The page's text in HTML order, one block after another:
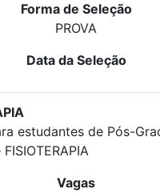
Forma de Seleção
PROVA
Data da Seleção
estudantes de Pós-
Vagas